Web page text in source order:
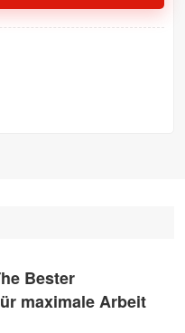
Bester
maximale Arbeit